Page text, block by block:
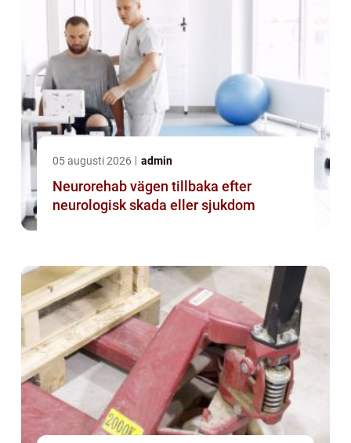
05 augusti 2026 admin
Neurorehab vägen tillbaka efter
neurologisk skada eller sjukdom